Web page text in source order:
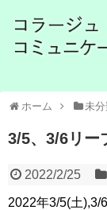
ホーム 未
3/5、3/6リー
2022/2/25
2022年3/5(土),3/